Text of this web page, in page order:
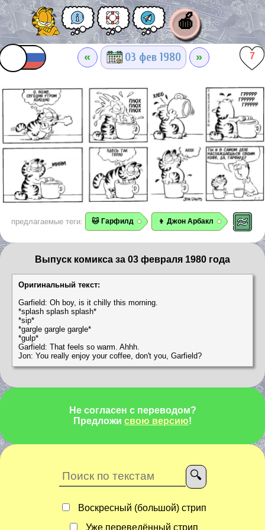
🍎
« 03 фев 1980 » 7
предлагаемые теги: 🐱 Гарфилд 👦 Джон Арбакл
Выпуск комикса за 03 февраля 1980 года
Оригинальный текст:
Garfield: Oh boy, is it chilly this morning.
*splash splash splash*
*sip*
*gargle gargle gargle*
*gulp*
Garfield: That feels so warm. Ahhh.
Jon: You really enjoy your coffee, don't you, Garfield?
Не согласен с переводом?
Предложи свою версию!
Воскресный (большой) стрип
Уже переведённый стрип